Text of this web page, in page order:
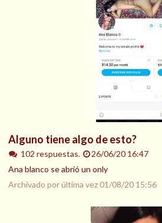
Alguno tiene algo de esto?
102 respuestas.
26/06/20 16:47
Ana blanco se abrió un only
Archivado por última vez01/08/20 15:56